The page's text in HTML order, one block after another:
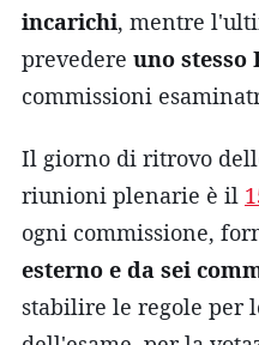
incarichi, mentre
prevedere uno stesso
commissioni
Il giorno di ritrovo
riunioni plenarie è il
ogni commissione,
esterno e da sei
stabilire le regole per